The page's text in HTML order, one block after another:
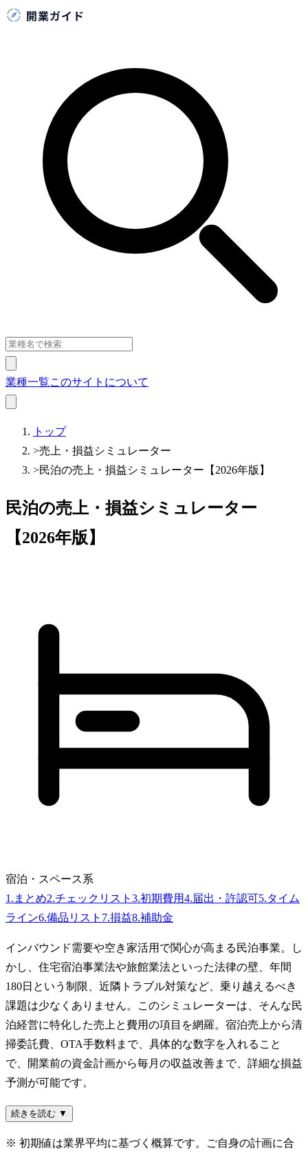
業種一覧このサイトについて
トップ
>売上・損益シミュレーター
>民泊の売上・損益シミュレーター【2026年版】
民泊の売上・損益シミュレーター
【2026年版】
宿泊・スペース系
1 . まとめ2.チェックリスト 3.初期費用4.届出・許認可5.タイム
ライン6.備品リスト 7.損益8.補助金
インバウンド需要や空き家活用で関心が高まる民泊事業。し
かし、住宅宿泊事業法や旅館業法といった法律の壁、年間
180日という制限、近隣トラブル対策など、乗り越えるべき
課題は少なくありません。このシミュレーターは、そんな民
泊経営に特化した売上と費用の項目を網羅。宿泊売上から清
掃委託費、OTA手数料まで、具体的な数字を入れること
で、開業前の資金計画から毎月の収益改善まで、詳細な損益
予測が可能です。
続きを読む ▼
※ 初期値は業界平均に基づく概算です。ご自身の計画に合